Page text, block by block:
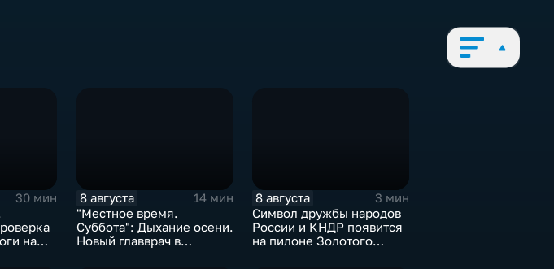
30 мин
на
8 августа
14 мин
"Местное время.
Суббота": Дыхание осени.
Новый главврач в
8 августа
3 мин
Символ дружбы народов
России и КНДР появится
на пилоне Золотого